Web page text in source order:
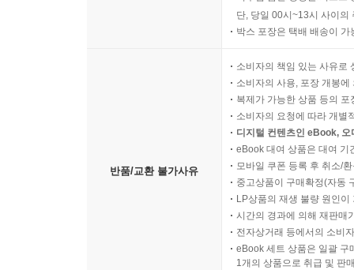
단, 당일 00시~13시 사이의
박스 포장은 택배 배송이
반품/교환 불가사유
소비자의 책임 있는 사유로
소비자의 사용, 포장 개봉
복제가 가능한 상품 등의
소비자의 요청에 따라 개별
디지털 컨텐츠인 eBook,
eBook 대여 상품은 대여 기
모바일 쿠폰 등록 후 취소/
중고상품이 구매확정(자동
LP상품의 재생 불량 원인
시간의 경과에 의해 재판매
전자상거래 등에서의 소비
eBook 세트 상품은 일괄 구
1개의 상품으로 취급 및 판